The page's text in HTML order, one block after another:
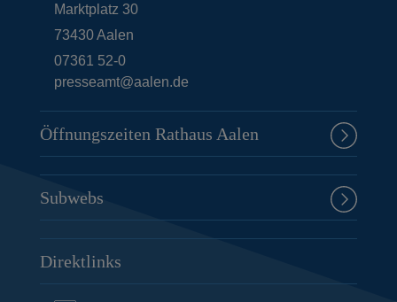
Marktplatz 30
73430Aalen
07361 52-0
presseamt@aalen.de
Öffnungszeiten Rathaus Aalen
Subwebs
Direktlinks